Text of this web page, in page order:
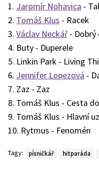
1. Jaromír Nohavica -
2. Tomáš Klus - Racek
3. Václav Neckář- Dobrý
4. Buty - Duperele
5. Linkin Park - Living
6. Jennifer Lopezová -
7. Zaz - Zaz
8. Tomáš Klus - Cesta
9. Tomáš Klus - Hlavní
10. Rytmus - Fenomén
Tagy: písničkář hitparáda